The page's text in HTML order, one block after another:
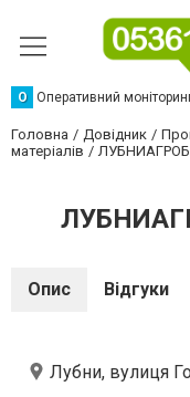
О Оперативний
Головна Довідник
матеріалів
Опис Відгуки
Лубни, вулиця